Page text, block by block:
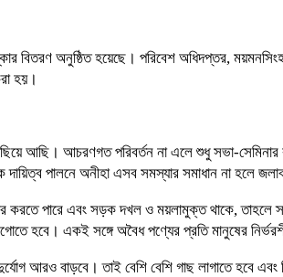
বিতরণ অনুষ্ঠিত হয়েছে। পরিবেশ অধিদপ্তর,
হয়।
আছি। আচরণগত পরিবর্তন না এলে শুধু সভা-
পালনে অনীহা এসব সমস্যার সমাধান না হলে
পারে এবং সড়ক দখল ও ময়লামুক্ত থাকে, তাহলে
হবে। একই সঙ্গে অবৈধ পণ্যের প্রতি মানুষের
আরও বাড়বে। তাই বেশি বেশি গাছ লাগাতে হবে